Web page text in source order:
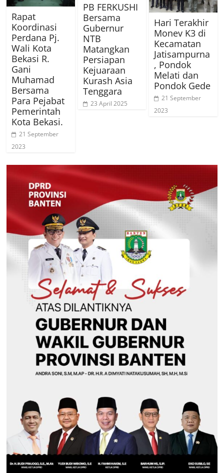
Rapat
Koordinasi
Perdana Pj.
Wali Kota
Bekasi R.
Gani
Muhamad
Bersama
Para Pejabat
Pemerintah
Kota Bekasi.
21 September
2023
PB FERKUSHI
Bersama
Gubernur
NTB
Matangkan
Persiapan
Kejuaraan
Kurash Asia
Tenggara
23 April 2025
Hari Terakhir
Monev K3 di
Kecamatan
Jatisampurna
, Pondok
Melati dan
Pondok Gede
21 September
2023